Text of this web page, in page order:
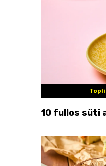
10 fullos süti